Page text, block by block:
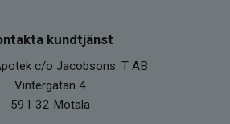
kundtjänst
c/o Jacobsons. T AB
Vintergatan 4
591 32 Motala